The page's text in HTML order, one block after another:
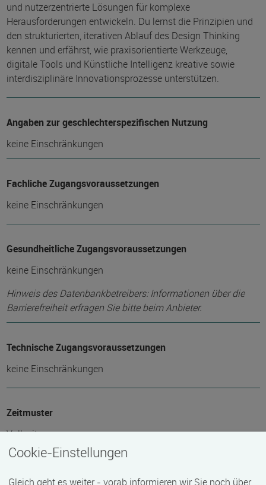
und nutzerzentrierte Lösungen für komplexe
Herausforderungen entwickeln. Du lernst die Prinzipien und
den strukturierten, iterativen Ablauf des Design Thinking
kennen und erfährst, wie praxisorientierte Werkzeuge,
digitale Tools und Künstliche Intelligenz kreative sowie
interdisziplinäre Innovationsprozesse unterstützen.
Angaben zur geschlechterspezifischen Nutzung
keine Einschränkungen
Fachliche Zugangsvoraussetzungen
keine Einschränkungen
Gesundheitliche Zugangsvoraussetzungen
keine Einschränkungen
Hinweis des Datenbankbetreibers: Informationen über die
Barrierefreiheit erfragen Sie bitte beim Anbieter.
Technische Zugangsvoraussetzungen
keine Einschränkungen
Zeitmuster
Vollzeit
Cookie-Einstellungen
Gleich geht es weiter - vorab informieren wir Sie noch über